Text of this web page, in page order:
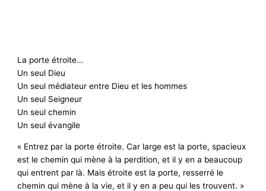
La porte étroite…
Un seul Dieu
Un seul médiateur entre Dieu et les hommes
Un seul Seigneur
Un seul chemin
Un seul évangile
« Entrez par la porte étroite. Car large est la porte, spacieux
est le chemin qui mène à la perdition, et il y en a beaucoup
qui entrent par là. Mais étroite est la porte, resserré le
chemin qui mène à la vie, et il y en a peu qui les trouvent. »